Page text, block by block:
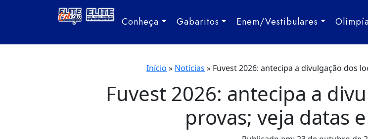
Conheça Gabaritos Enem/Vestibulares
Início » Notícias » Fuvest 2026: antecipa a divulgação dos
Fuvest 2026: antecipa a
provas; veja datas